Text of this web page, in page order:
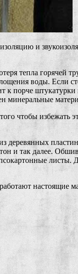
и
тепла горячей
воды. Если
к порче
минеральные
чтобы
деревянных
и так далее.
настоящие